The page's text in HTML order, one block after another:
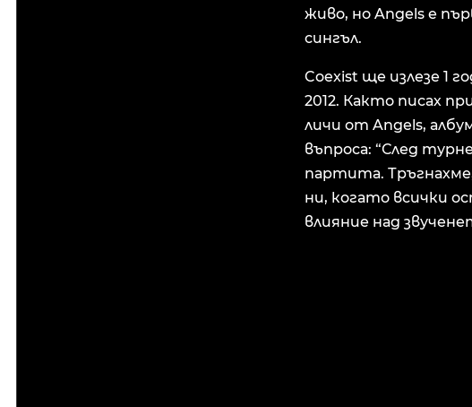
живо, но Angels е
сингъл.
Coexist ще излезе 1
2012. Както писах
личи от Angels,
въпроса: “След
партита.
ни, когато всички
влияние над